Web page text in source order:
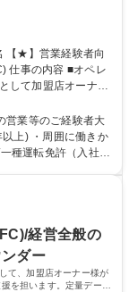
して加盟店オーナー
、経営全般のカウン
ドバイス、個店行為
国約3,000名のOF
営業等のご経験者大
上) ・周囲に働きか
のご経験を経た
リアパスがありま
経営全般の
ダー
て、加盟店オーナー様が
を担います。定量データ